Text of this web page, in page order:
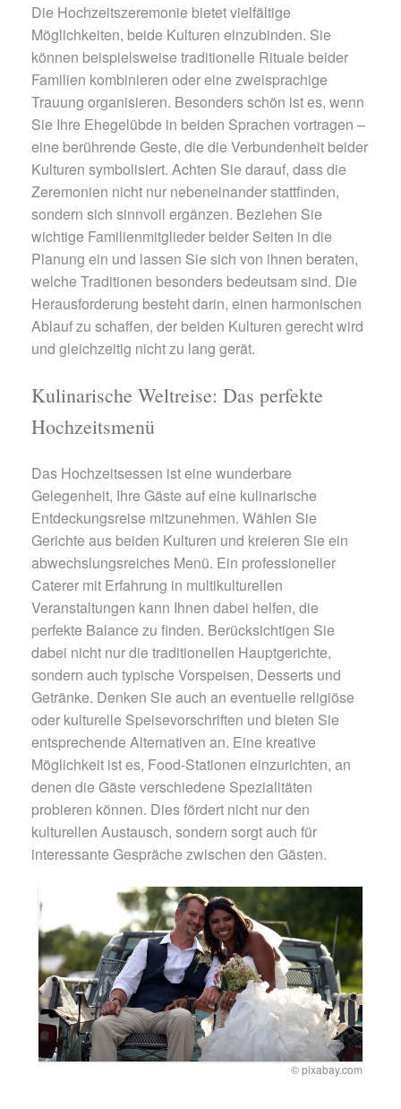
Die Hochzeitszeremonie bietet vielfältige
Möglichkeiten, beide Kulturen einzubinden. Sie
können beispielsweise traditionelle Rituale beider
Familien kombinieren oder eine zweisprachige
Trauung organisieren. Besonders schön ist es, wenn
Sie Ihre Ehegelübde in beiden Sprachen vortragen –
eine berührende Geste, die die Verbundenheit beider
Kulturen symbolisiert. Achten Sie darauf, dass die
Zeremonien nicht nur nebeneinander stattfinden,
sondern sich sinnvoll ergänzen. Beziehen Sie
wichtige Familienmitglieder beider Seiten in die
Planung ein und lassen Sie sich von ihnen beraten,
welche Traditionen besonders bedeutsam sind. Die
Herausforderung besteht darin, einen harmonischen
Ablauf zu schaffen, der beiden Kulturen gerecht wird
und gleichzeitig nicht zu lang gerät.
Kulinarische Weltreise: Das perfekte
Hochzeitsmenü
Das Hochzeitsessen ist eine wunderbare
Gelegenheit, Ihre Gäste auf eine kulinarische
Entdeckungsreise mitzunehmen. Wählen Sie
Gerichte aus beiden Kulturen und kreieren Sie ein
abwechslungsreiches Menü. Ein professioneller
Caterer mit Erfahrung in multikulturellen
Veranstaltungen kann Ihnen dabei helfen, die
perfekte Balance zu finden. Berücksichtigen Sie
dabei nicht nur die traditionellen Hauptgerichte,
sondern auch typische Vorspeisen, Desserts und
Getränke. Denken Sie auch an eventuelle religiöse
oder kulturelle Speisevorschriften und bieten Sie
entsprechende Alternativen an. Eine kreative
Möglichkeit ist es, Food-Stationen einzurichten, an
denen die Gäste verschiedene Spezialitäten
probieren können. Dies fördert nicht nur den
kulturellen Austausch, sondern sorgt auch für
interessante Gespräche zwischen den Gästen.
© pixabay.com